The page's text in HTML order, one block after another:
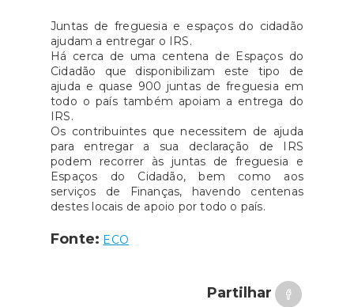
Juntas de freguesia e espaços do cidadão
ajudam a entregar o IRS.
Há cerca de uma centena de Espaços do
Cidadão que disponibilizam este tipo de
ajuda e quase 900 juntas de freguesia em
todo o país também apoiam a entrega do
IRS.
Os contribuintes que necessitem de ajuda
para entregar a sua declaração de IRS
podem recorrer às juntas de freguesia e
Espaços do Cidadão, bem como aos
serviços de Finanças, havendo centenas
destes locais de apoio por todo o país.
Fonte: ECO
Partilhar